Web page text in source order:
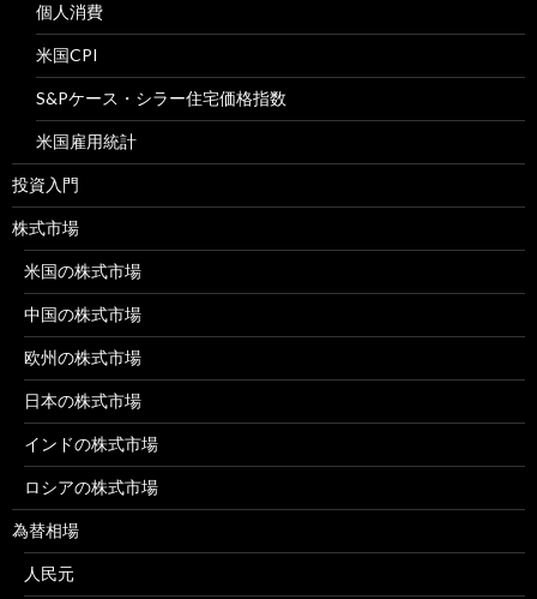
個人消費
米国CPI
S&Pケース・シラー住宅価格指数
米国雇用統計
投資入門
株式市場
米国の株式市場
中国の株式市場
欧州の株式市場
日本の株式市場
インドの株式市場
ロシアの株式市場
為替相場
人民元